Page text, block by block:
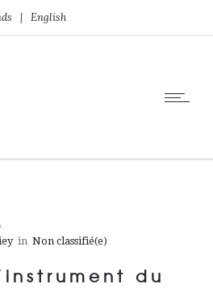
| English
in Non classifié(e)
du